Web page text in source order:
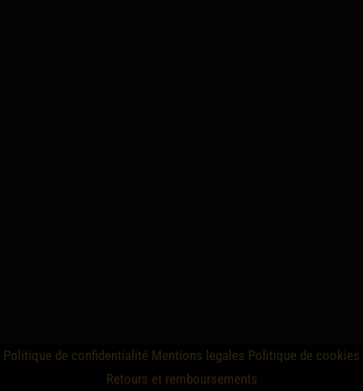
Politique de confidentialité Mentions legales Politique de cookies
Retours et remboursements